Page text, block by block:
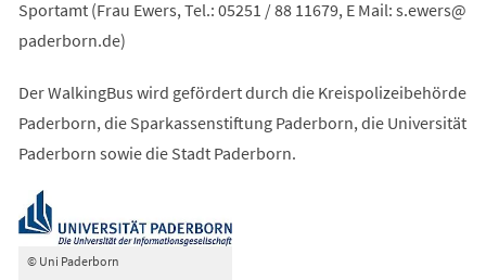
einem
neuen
einem
Tab)
Sportamt (Frau Ewers, Tel.: 05251 / 88 11679, E Mail: s.ewers
paderborn de)
Der WalkingBus wird gefördert durch die Kreispolizeibehörde
Paderborn, die Sparkassenstiftung Paderborn, die Universität
Paderborn sowie die Stadt Paderborn.
© Uni Paderborn